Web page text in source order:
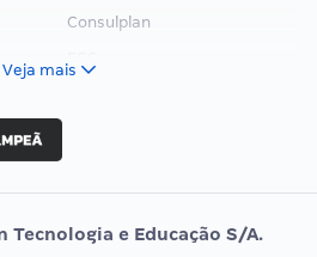
Consulplan
Vunesp
Veja mais
Tecnologia e Educação S/A.